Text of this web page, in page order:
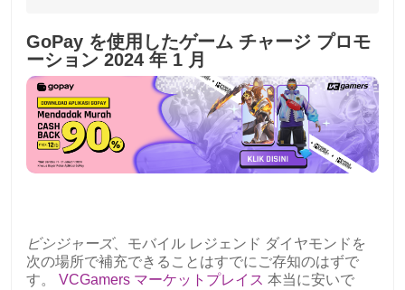
GoPay を使用したゲーム チャージ プロモ
ーション 2024 年 1 月
ビシジャーズ、モバイル レジェンド ダイヤモンドを
次の場所で補充できることはすでにご存知のはずで
す。 VCGamers マーケットプレイス 本当に安いで